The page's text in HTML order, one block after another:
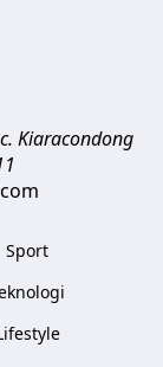
Kiaracondong
Sport